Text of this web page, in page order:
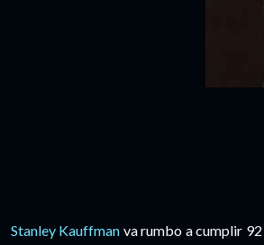
Stanley Kauffman va rumbo a cumplir